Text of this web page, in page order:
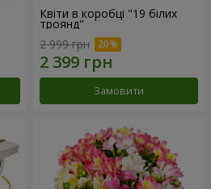
Квіти в коробці "19 білих
троянд"
2 999 грн
Замовити